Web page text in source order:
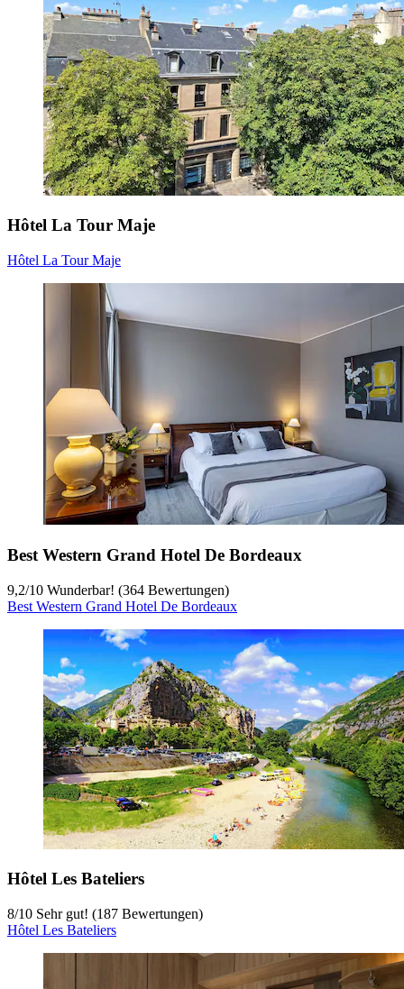
Hôtel La Tour Maje
Hôtel La Tour Maje
Best Western Grand Hotel De Bordeaux
9,2/10 Wunderbar! (364 Bewertungen)
Best Western Grand Hotel De Bordeaux
Hôtel Les Bateliers
8/10 Sehr gut! (187 Bewertungen)
Hôtel Les Bateliers